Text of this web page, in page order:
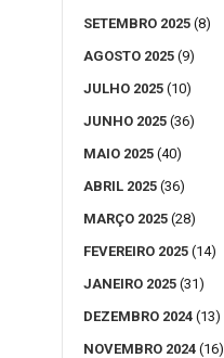
SETEMBRO 2025 (8)
AGOSTO 2025 (9)
JULHO 2025 (10)
JUNHO 2025 (36)
MAIO 2025 (40)
ABRIL 2025 (36)
MARÇO 2025 (28)
FEVEREIRO 2025 (14)
JANEIRO 2025 (31)
DEZEMBRO 2024 (13)
NOVEMBRO 2024 (16)